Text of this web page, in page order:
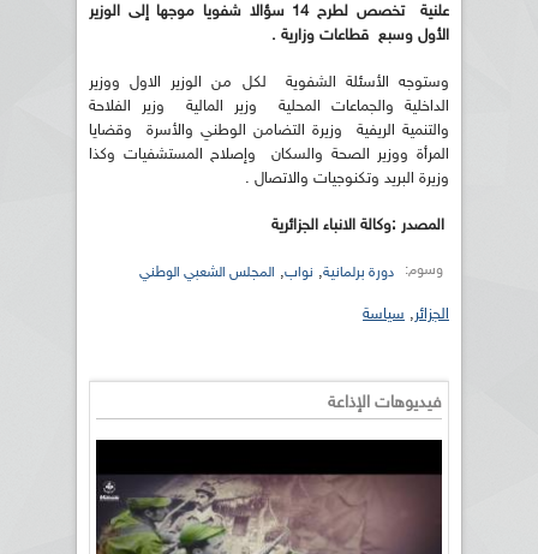
علنية تخصص لطرح 14 سؤالا شفويا موجها إلى الوزير
الأول وسبع قطاعات وزارية .
وستوجه الأسئلة الشفوية لكل من الوزير الاول ووزير
الداخلية والجماعات المحلية وزير المالية وزير الفلاحة
والتنمية الريفية وزيرة التضامن الوطني والأسرة وقضايا
المرأة ووزير الصحة والسكان وإصلاح المستشفيات وكذا
وزيرة البريد وتكنوجيات والاتصال .
المصدر :وكالة الانباء الجزائرية
وسوم: دورة برلمانية, نواب, المجلس الشعبي الوطني
الجزائر, سياسة
فيديوهات الإذاعة